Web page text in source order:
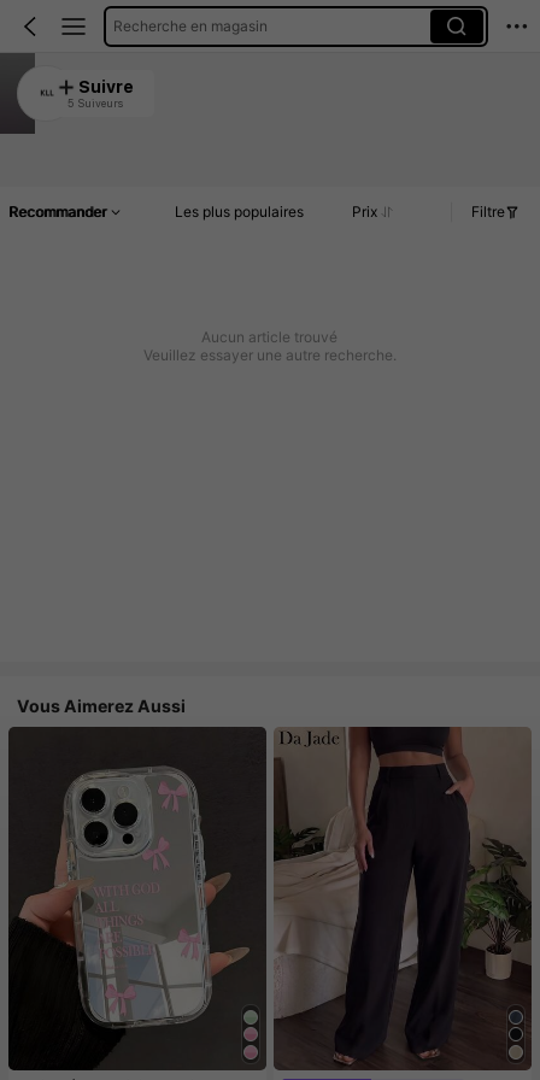
Recherche en magasin
KLL
4.50
Suivre
5 Suiveurs
Recommander Les plus populaires Prix Filtre
Aucun article trouvé
Veuillez essayer une autre recherche.
Vous Aimerez Aussi